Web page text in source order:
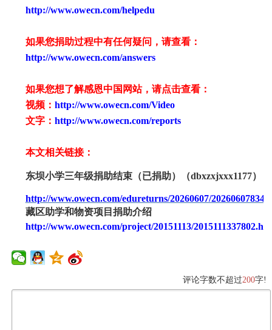
http://www.owecn.com/helpedu
如果您捐助过程中有任何疑问，请查看：
http://www.owecn.com/answers
如果您想了解感恩中国网站，请点击查看：
视频： http://www.owecn.com/Video
文字： http://www.owecn.com/reports
本文相关链接：
东坝小学三年级捐助结束（已捐助）（dbxzxjxxx1177）
http://www.owecn.com/edureturns/20260607/
藏区助学和物资项目捐助介绍
http://www.owecn.com/project/20151113/
评论字数不超过200字!